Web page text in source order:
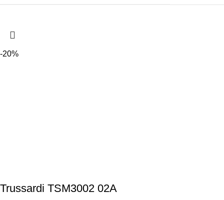
-20%
Trussardi TSM3002 02A